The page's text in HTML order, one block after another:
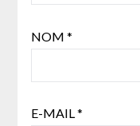
NOM *
E-MAIL*